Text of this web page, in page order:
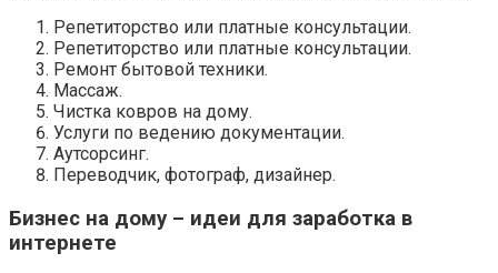
Репетиторство или платные консультации.
Репетиторство или платные консультации.
Ремонт бытовой техники.
Массаж.
Чистка ковров на дому.
Услуги по ведению документации.
Аутсорсинг.
Переводчик, фотограф, дизайнер.
Бизнес на дому – идеи для заработка в
интернете